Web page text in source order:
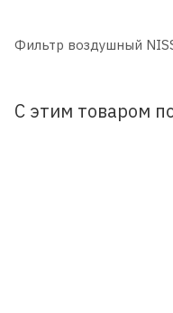
Фильтр воздушный
С этим товаром